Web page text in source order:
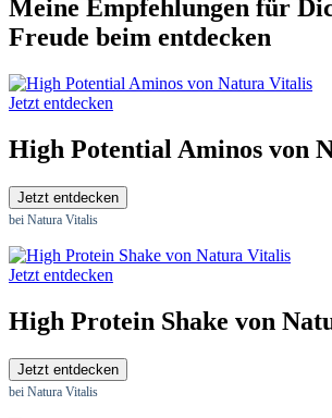
Meine Empfehlungen für
Freude beim entdecken
Jetzt entdecken
High Potential Aminos von
Jetzt entdecken
bei Natura Vitalis
Jetzt entdecken
High Protein Shake von
Jetzt entdecken
bei Natura Vitalis